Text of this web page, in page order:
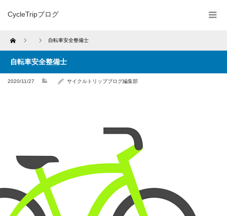
CycleTripブログ
Home 自転車安全整備士
自転車安全整備士
2020/11/27 サイクルトリップブログ編集部